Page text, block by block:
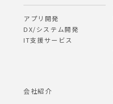
アプリ開発
DX/システム開発
IT支援サービス
会社紹介